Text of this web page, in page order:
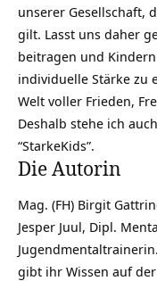
unserer Gesellschaft,
gilt. Lasst uns daher
beitragen und
individuelle Stärke zu
Welt voller Frieden,
Deshalb stehe ich
“StarkeKids”.
Die Autorin
Mag. (FH) Birgit
Jesper Juul, Dipl.
gibt ihr Wissen auf